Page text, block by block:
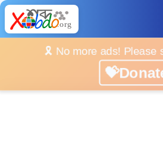
🎗️ No more ads! Please